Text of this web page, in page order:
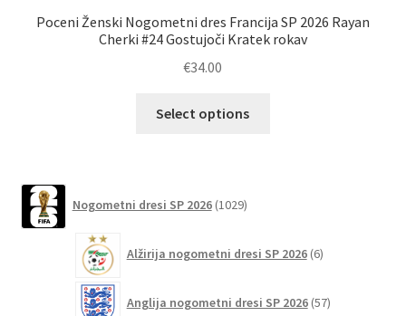
Poceni Ženski Nogometni dres Francija SP 2026 Rayan
Cherki #24 Gostujoči Kratek rokav
€34.00
Select options
izberete
strani
Nogometni dresi SP 2026 1029izdelkov
Alžirija nogometni dresi SP 2026 6izdelkov
Anglija nogometni dresi SP 2026 57izdelkov